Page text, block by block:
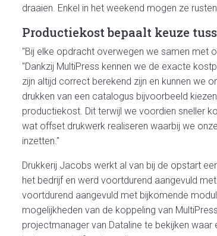
draaien. Enkel in het weekend mogen ze
Productiekost bepaalt keuze
"Bij elke opdracht overwegen we samen met
"Dankzij MultiPress kennen we de exacte
zijn altijd correct berekend zijn en kunnen we
drukken van een catalogus bijvoorbeeld
productiekost. Dit terwijl we voordien sneller
wat offset drukwerk realiseren waarbij we
inzetten."
Drukkerij Jacobs werkt al van bij de opstart
het bedrijf en werd voortdurend aangevuld
voortdurend aangevuld met bijkomende
mogelijkheden van de koppeling van
projectmanager van Dataline te bekijken